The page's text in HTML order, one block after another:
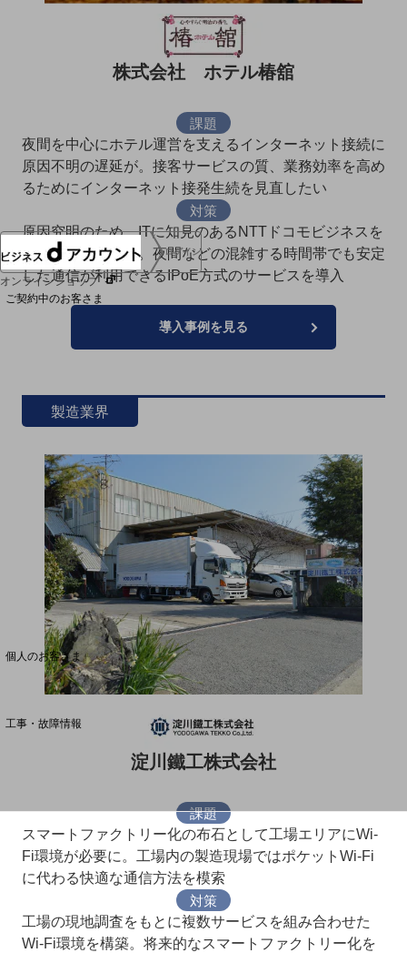
協賛
NTTドコモグループ
ログイン
オンラインショップ
ご契約中のお客さま
サービス別サポート情報
Web明細(ビリングステーション)
料金分析(ご利用料金管理サービス)
Web明細(My docomo)
個人のお客さま
NTTドコモ
工事・故障情報
SDPFナレッジセンター
株式会社 ホテル椿舘
課題
夜間を中心にホテル運営を支えるインターネット接続に
原因不明の遅延が。接客サービスの質、業務効率を高め
るためにインターネット接発生続を見直したい
対策
原因究明のため、ITに知見のあるNTTドコモビジネスを
パートナーに選定。夜間などの混雑する時間帯でも安定
した通信が利用できるIPoE方式のサービスを導入
導入事例を見る
製造業界
淀川鐵工株式会社
課題
スマートファクトリー化の布石として工場エリアにWi-
Fi環境が必要に。工場内の製造現場ではポケットWi-Fi
に代わる快適な通信方法を模索
対策
工場の現地調査をもとに複数サービスを組み合わせた
Wi-Fi環境を構築。将来的なスマートファクトリー化を